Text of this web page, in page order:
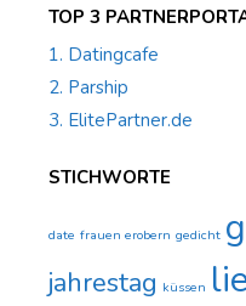
TOP 3
1. Datingcafe
2. Parship
3. ElitePartner.de
STICHWORTE
date frauen erobern gedicht
jahrestag küssen